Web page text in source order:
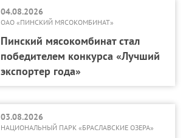
04.08.2026
ОАО «ПИНСКИЙ МЯСОКОМБИНАТ»
Пинский мясокомбинат стал
победителем конкурса «Лучший
экспортер года»
03.08.2026
НАЦИОНАЛЬНЫЙ ПАРК «БРАСЛАВСКИЕ ОЗЕРА»